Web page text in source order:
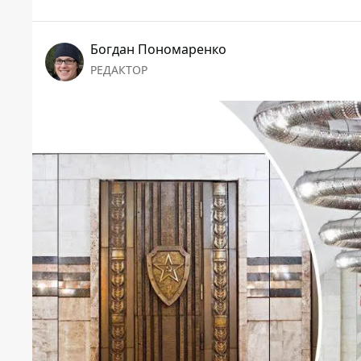
Богдан Пономаренко
РЕДАКТОР